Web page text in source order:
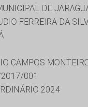
DE
FERREIRA DA
CAMPOS
001
2024